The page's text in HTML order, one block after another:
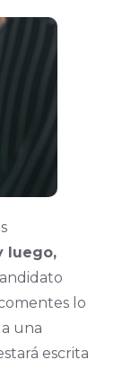
luego,
lo
una
escrita